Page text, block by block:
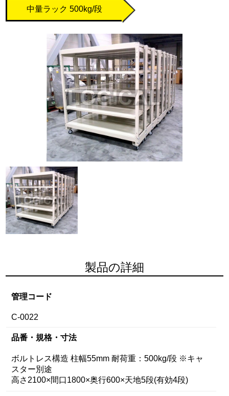
中量ラック 500kg/段
製品の詳細
管理コード
C-0022
品番・規格・寸法
ボルトレス構造 柱幅55mm 耐荷重：500kg/段 ※キャ
スター別途
高さ2100×間口1800×奥行600×天地5段(有効4段)